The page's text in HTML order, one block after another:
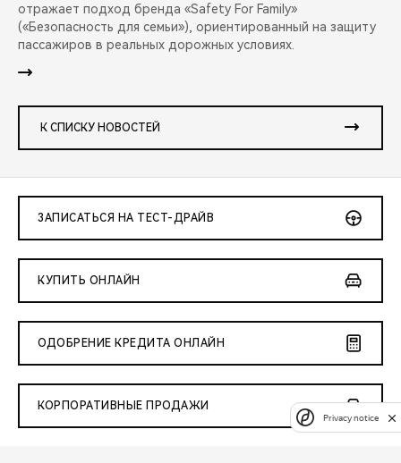
отражает подход бренда «Safety For Family»
(«Безопасность для семьи»), ориентированный на защиту
пассажиров в реальных дорожных условиях.
К СПИСКУ НОВОСТЕЙ
ЗАПИСАТЬСЯ НА ТЕСТ-ДРАЙВ
КУПИТЬ ОНЛАЙН
ОДОБРЕНИЕ КРЕДИТА ОНЛАЙН
КОРПОРАТИВНЫЕ ПРОДАЖИ
Privacy notice